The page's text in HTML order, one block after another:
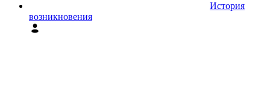
История
возникновения